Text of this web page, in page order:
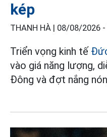
kép
THANH HÀ | 08/08/2026 -
Triển vọng kinh tế
vào giá năng lượng,
Đông và đợt nắng